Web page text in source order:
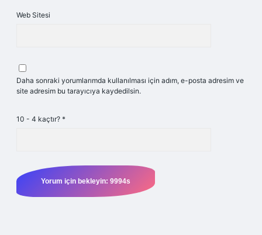
Web Sitesi
Daha sonraki yorumlarımda kullanılması için adım, e-posta adresim ve
site adresim bu tarayıcıya kaydedilsin.
10 - 4 kaçtır? *